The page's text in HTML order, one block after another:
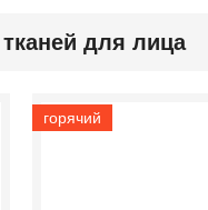
для лица
горячий